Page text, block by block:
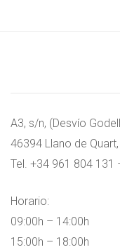
A3, s/n, (Desvío
46394 Llano de
Tel. +34 961 804 131
Horario:
09:00h – 14:00h
15:00h – 18:00h